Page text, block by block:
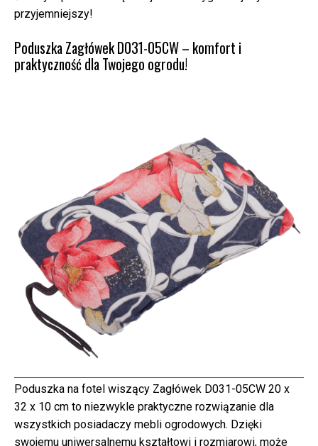
przyjemniejszy!
Poduszka Zagłówek D031-05CW – komfort i
praktyczność dla Twojego ogrodu!
Poduszka na fotel wiszący Zagłówek D031-05CW 20 x
32 x 10 cm to niezwykle praktyczne rozwiązanie dla
wszystkich posiadaczy mebli ogrodowych. Dzięki
swojemu uniwersalnemu kształtowi i rozmiarowi, może